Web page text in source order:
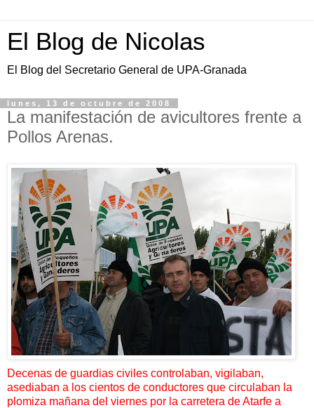
El Blog de Nicolas
El Blog del Secretario General de UPA-Granada
lunes, 13 de octubre de 2008
La manifestación de avicultores frente a
Pollos Arenas.
Decenas de guardias civiles controlaban, vigilaban,
asediaban a los cientos de conductores que circulaban la
plomiza mañana del viernes por la carretera de Atarfe a